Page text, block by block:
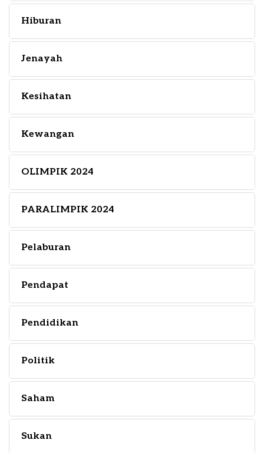
Hiburan
Jenayah
Kesihatan
Kewangan
OLIMPIK 2024
PARALIMPIK 2024
Pelaburan
Pendapat
Pendidikan
Politik
Saham
Sukan